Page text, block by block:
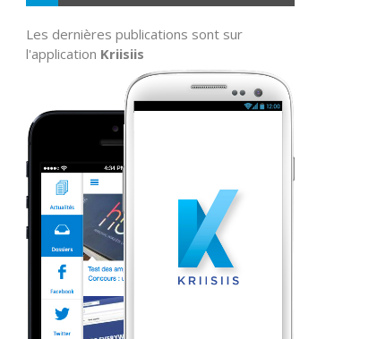
Les dernières publications sont sur
l'application Kriisiis